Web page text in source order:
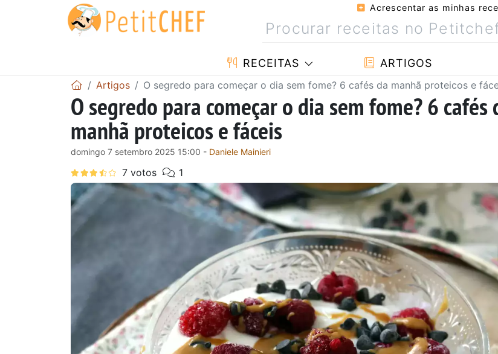
Acrescentar as minhas
RECEITAS ARTIGOS
Artigos O segredo para começar o dia sem fome? 6 cafés da manhã proteicos e
O segredo para começar o dia sem fome? 6 cafés
manhã proteicos e fáceis
domingo 7 setembro 2025 15:00 - Daniele Mainieri